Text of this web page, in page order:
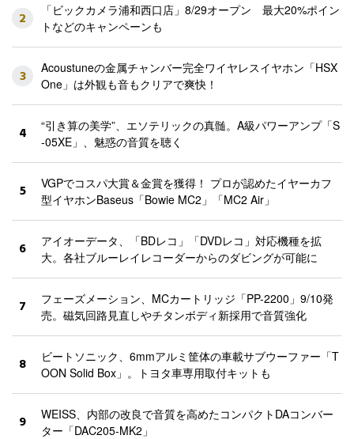
2
「ビックカメラ浦和西口店」8/29オープン 最大20%ポイン
トなどのキャンペーンも
3
Acoustuneの金属チャンバー完全ワイヤレスイヤホン「HSX
One」は外観も音もクリアで爽快！
4
“引き算の美学”、エソテリックの真髄。A級パワーアンプ「S
-05XE」、魅惑の音質を聴く
5
VGPでコスパ大賞＆金賞を獲得！ プロが認めたイヤーカフ
型イヤホンBaseus「Bowie MC2」「MC2 Air」
6
アイオーデータ、「BDレコ」「DVDレコ」対応機種を拡
大。各社ブルーレイレコーダーからのダビングが可能に
7
フェーズメーション、MCカートリッジ「PP-2200」9/10発
売。磁気回路見直しやチタンボディ新採用で音質強化
8
ビートソニック、6mmアルミ筐体の車載サブウーファー「T
OON Solid Box」。トヨタ車専用取付キットも
9
WEISS、内部の改良で音質を高めたコンパクトDAコンバー
ター「DAC205-MK2」